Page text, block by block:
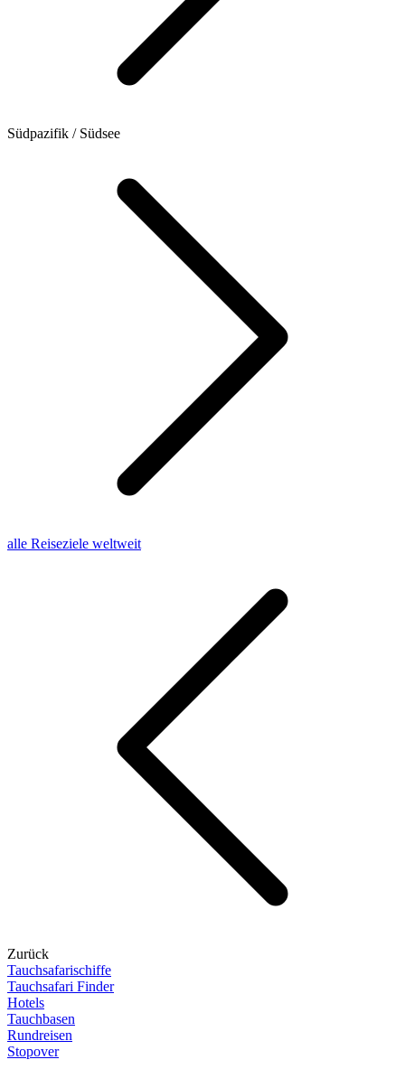
Südpazifik / Südsee
alle Reiseziele weltweit
Zurück
Tauchsafarischiffe
Tauchsafari Finder
Hotels
Tauchbasen
Rundreisen
Stopover